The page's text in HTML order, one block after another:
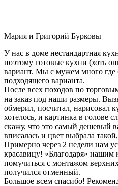
Мария и Григорий Бурковы
У нас в доме нестандартная
поэтому готовые кухни (хоть
вариант. Мы с мужем много
подходящего варианта.
После всех походов по
на заказ под наши размеры.
обмерил, посчитал, нарисовал
хотелось, и картинка в голове
скажу, что это самый дешевый
вписалась и цвет выбрала
Примерно через 2 недели нам
красавицу! «Благодаря»
помучиться с монтажом
получился отменный.
Большое всем спасибо!